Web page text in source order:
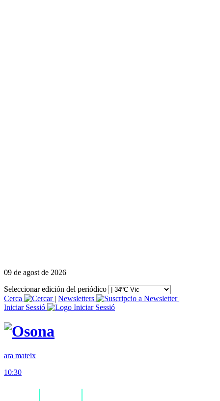
09 de agost de 2026
Seleccionar edición del periódico
Cerca
| Newsletters
|
Iniciar Sessió
ara mateix
10:30